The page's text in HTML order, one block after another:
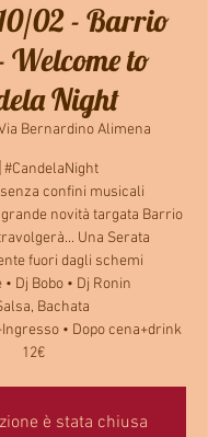
02 - Barrio
Welcome to
Night
Bernardino Alimena
#CandelaNight
confini musicali
novità targata Barrio
Una Serata
fuori dagli schemi
Dj Bobo • Dj Ronin
Bachata
• Dopo cena+drink
12€
è stata chiusa